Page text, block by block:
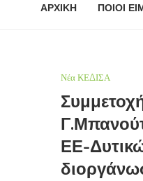
ΑΡΧΙΚΗ ΠΟΙΟΙ
Νέα ΚΕΔΙΣΑ
ΕΕ-